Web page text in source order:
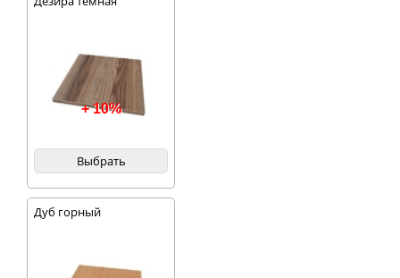
+ 10%
Выбрать
Дуб горный